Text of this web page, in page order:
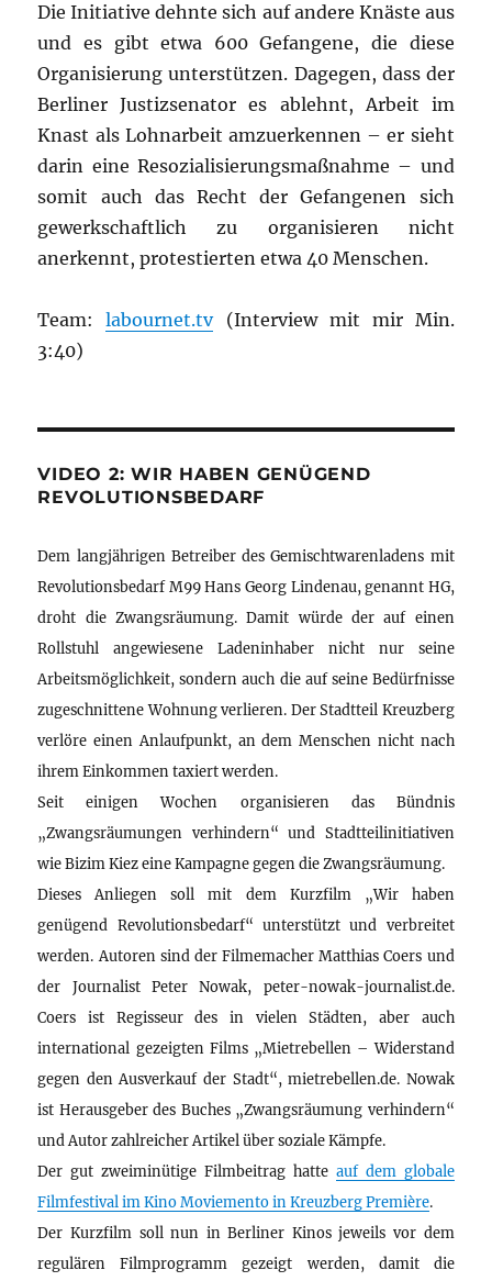
Die Initiative dehnte sich auf andere Knäste aus
und es gibt etwa 600 Gefangene, die diese
Organisierung unterstützen. Dagegen, dass der
Berliner Justizsenator es ablehnt, Arbeit im
Knast als Lohnarbeit amzuerkennen – er sieht
darin eine Resozialisierungsmaßnahme – und
somit auch das Recht der Gefangenen sich
gewerkschaftlich zu organisieren nicht
anerkennt, protestierten etwa 40 Menschen.
Team:labournet.tv(Interview mit mir Min.
3:40)
VIDEO 2: WIR HABEN GENÜGEND
REVOLUTIONSBEDARF
Dem langjährigen Betreiber des Gemischtwarenladens mit
Revolutionsbedarf M99 Hans Georg Lindenau, genannt HG,
droht die Zwangsräumung. Damit würde der auf einen
Rollstuhl angewiesene Ladeninhaber nicht nur seine
Arbeitsmöglichkeit, sondern auch die auf seine Bedürfnisse
zugeschnittene Wohnung verlieren. Der Stadtteil Kreuzberg
verlöre einen Anlaufpunkt, an dem Menschen nicht nach
ihrem Einkommen taxiert werden.
Seit einigen Wochen organisieren das Bündnis
„Zwangsräumungen verhindern“ und Stadtteilinitiativen
wie Bizim Kiez eine Kampagne gegen die Zwangsräumung.
Dieses Anliegen soll mit dem Kurzfilm „Wir haben
genügend Revolutionsbedarf“ unterstützt und verbreitet
werden. Autoren sind der Filmemacher Matthias Coers und
der Journalist Peter Nowak, peter-nowak-journalist.de.
Coers ist Regisseur des in vielen Städten, aber auch
international gezeigten Films „Mietrebellen – Widerstand
gegen den Ausverkauf der Stadt“, mietrebellen.de. Nowak
ist Herausgeber des Buches „Zwangsräumung verhindern“
und Autor zahlreicher Artikel über soziale Kämpfe.
Der gut zweiminütige Filmbeitrag hatte auf dem globale
Filmfestival im Kino Moviemento in Kreuzberg Première.
Der Kurzfilm soll nun in Berliner Kinos jeweils vor dem
regulären Filmprogramm gezeigt werden, damit die